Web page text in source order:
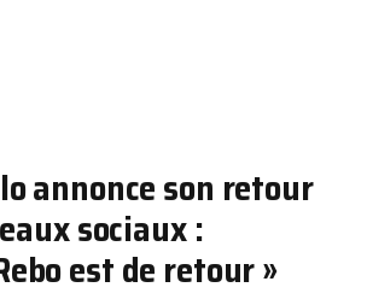
annonce son retour
sociaux :
est de retour »